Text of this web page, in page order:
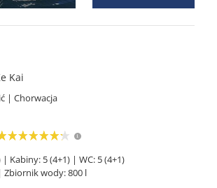
Kai
| Chorwacja
Kabiny: 5 (4+1) | WC: 5 (4+1)
Zbiornik wody: 800 l